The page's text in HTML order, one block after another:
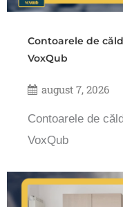
Contoarele de
VoxQub
august 7, 2026
Contoarele de
VoxQub